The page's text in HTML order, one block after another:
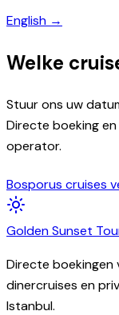
English →
Welke
Stuur ons uw
Directe boeking
operator.
Bosporus cruises
GoldenSunset
Directe
dinercruises en
Istanbul.